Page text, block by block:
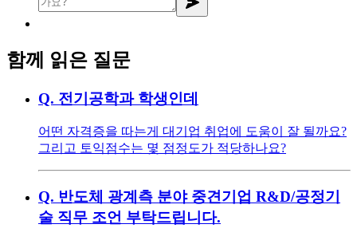
함께 읽은 질문
Q. 전기공학과 학생인데
어떤 자격증을 따는게 대기업 취업에 도움이 잘 될까요?
그리고 토익점수는 몇 점정도가 적당하나요?
Q. 반도체 광계측 분야 중견기업 R&D/공정기
술 직무 조언 부탁드립니다.